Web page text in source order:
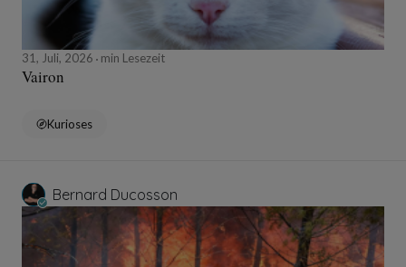
31, Juli, 2026 min Lesezeit
Vairon
Kurioses
Bernard Ducosson